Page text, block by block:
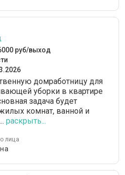
руб/выход
домработницу для
уборки в квартире
задача будет
комнат, ванной и
раскрыть...
лица